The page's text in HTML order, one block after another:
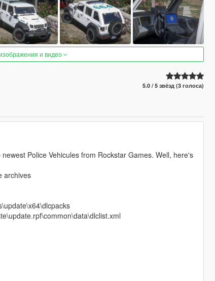
и видео
5.0 / 5 звёзд (3 голоса)
Police Vehicules from Rockstar Games. Well, here's
archives